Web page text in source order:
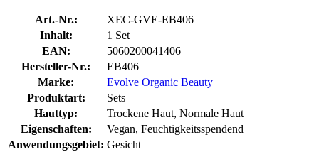
Art.-Nr.:
XEC-GVE-EB406
Inhalt:
1 Set
EAN:
5060200041406
Hersteller-Nr.:
EB406
Marke:
Evolve Organic Beauty
Produktart:
Sets
Hauttyp:
Trockene Haut, Normale Haut
Eigenschaften:
Vegan, Feuchtigkeitsspendend
Anwendungsgebiet: Gesicht